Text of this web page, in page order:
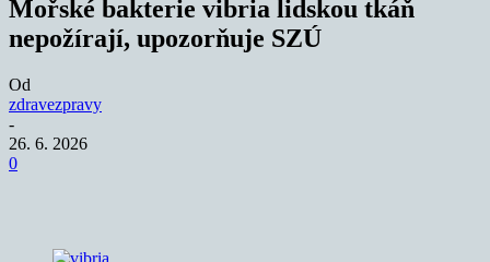
Mořské bakterie vibria lidskou tkáň
nepožírají, upozorňuje SZÚ
Od
zdravezpravy
-
26. 6. 2026
0